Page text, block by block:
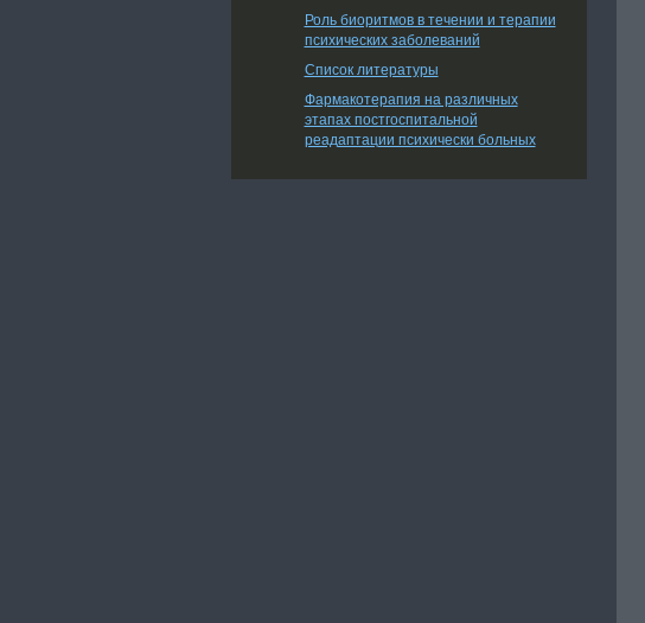
Роль биоритмов в течении и терапии
психических заболеваний
Список литературы
Фармакотерапия на различных
этапах постгоспитальной
реадаптации психически больных